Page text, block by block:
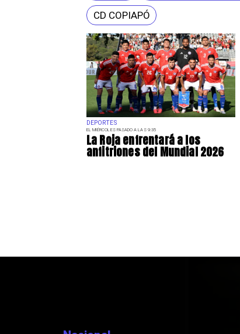
DEPORTES
EL MIÉRCOLES PASADO A LAS 9:35
La Roja enfrentará a los
anfitriones del Mundial 2026
CD COPIAPÓ